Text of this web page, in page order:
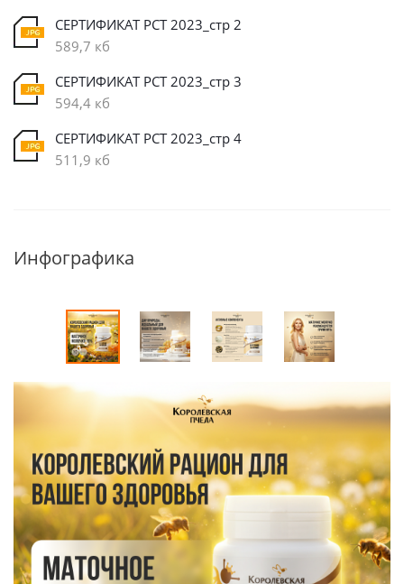
СЕРТИФИКАТ РСТ 2023_стр 2
589,7 кб
СЕРТИФИКАТ РСТ 2023_стр 3
594,4 кб
СЕРТИФИКАТ РСТ 2023_стр 4
511,9 кб
Инфографика